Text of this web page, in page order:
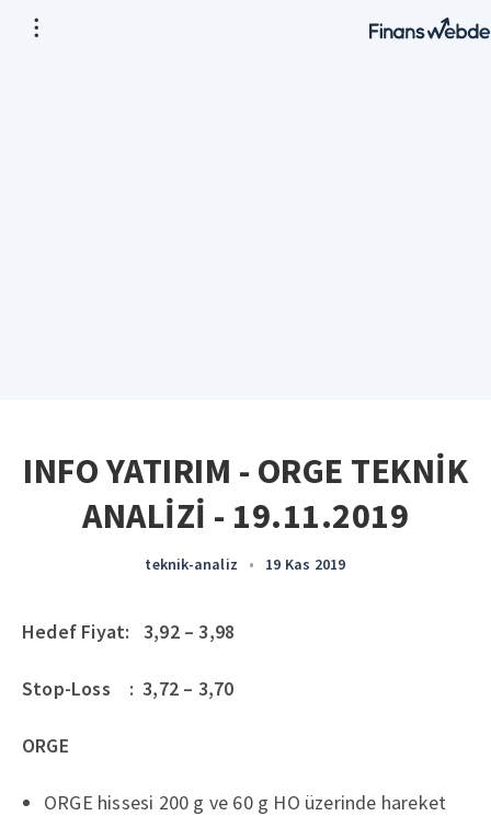
INFO YATIRIM - ORGE TEKNİK
ANALİZİ - 19.11.2019
teknik-analiz • 19 Kas 2019
Hedef Fiyat: 3,92 – 3,98
Stop-Loss : 3,72 – 3,70
ORGE
ORGE hissesi 200 g ve 60 g HO üzerinde hareket